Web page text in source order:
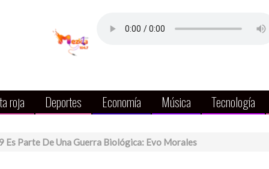
roja Deportes Economía Música Tecnología
Es Parte De Una Guerra Biológica: Evo Morales